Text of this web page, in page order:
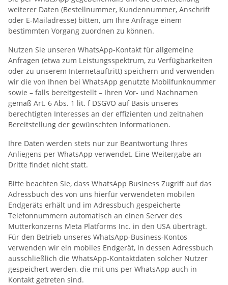
weiterer Daten (Bestellnummer, Kundennummer, Anschrift
oder E-Mailadresse) bitten, um Ihre Anfrage einem
bestimmten Vorgang zuordnen zu können.
Nutzen Sie unseren WhatsApp-Kontakt für allgemeine
Anfragen (etwa zum Leistungsspektrum, zu Verfügbarkeiten
oder zu unserem Internetauftritt) speichern und verwenden
wir die von Ihnen bei WhatsApp genutzte Mobilfunknummer
sowie – falls bereitgestellt – Ihren Vor- und Nachnamen
gemäß Art. 6 Abs. 1 lit. f DSGVO auf Basis unseres
berechtigten Interesses an der effizienten und zeitnahen
Bereitstellung der gewünschten Informationen.
Ihre Daten werden stets nur zur Beantwortung Ihres
Anliegens per WhatsApp verwendet. Eine Weitergabe an
Dritte findet nicht statt.
Bitte beachten Sie, dass WhatsApp Business Zugriff auf das
Adressbuch des von uns hierfür verwendeten mobilen
Endgeräts erhält und im Adressbuch gespeicherte
Telefonnummern automatisch an einen Server des
Mutterkonzerns Meta Platforms Inc. in den USA überträgt.
Für den Betrieb unseres WhatsApp-Business-Kontos
verwenden wir ein mobiles Endgerät, in dessen Adressbuch
ausschließlich die WhatsApp-Kontaktdaten solcher Nutzer
gespeichert werden, die mit uns per WhatsApp auch in
Kontakt getreten sind.